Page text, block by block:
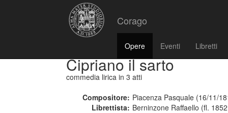
Corago
Opere Eventi Libretti
Cipriano il sarto
commedia lirica in 3 atti
Compositore: Piacenza Pasquale (16/11/
Librettista: Berninzone Raffaello (fl.